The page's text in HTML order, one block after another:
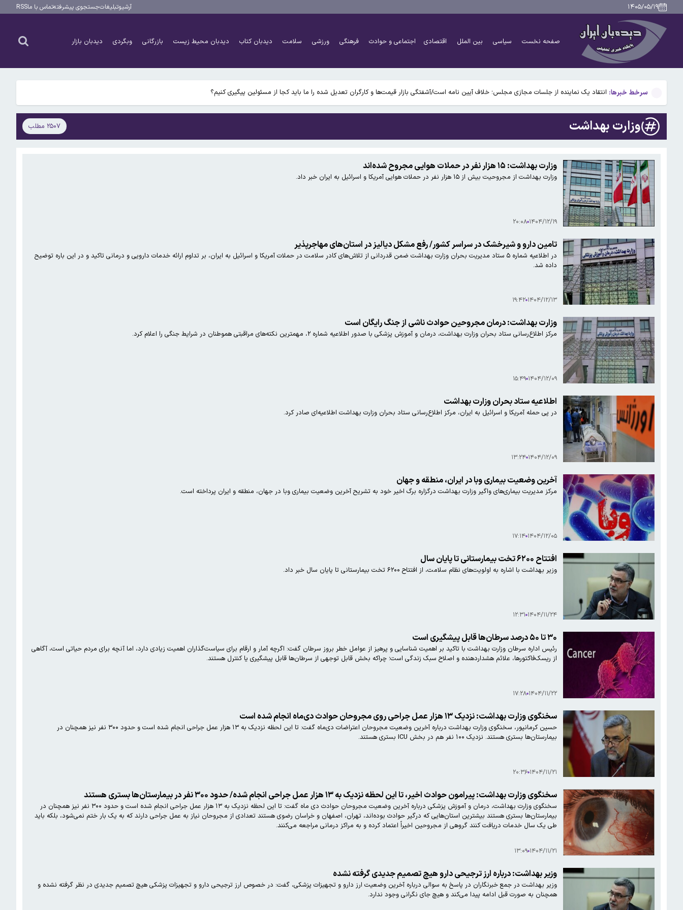
۱۴۰۵/۰۵/۱۹ آرشیوتبلیغاتجستجوی پیشرفتهتماس با ماRSS
صفحه نخست سیاسی بین الملل اقتصادی اجتماعی و حوادث فرهنگی ورزشی سلامت دیدبان کتاب دیدبان محیط زیست بازرگانی وبگردی دیدبان بازار
سرخط خبرها:
انقلاب دندانپزشکی؛ دانشمندان در حال آزمودن روش‌های رشد دوباره دندان هستند
رئیس اداره حفاظت محیط زیست شهرستان املش؛ثبت تصویر پرنده کمیاب «هما» در ارتفاعات املش!
پوسته‌پوسته شدن پا نشانه چیست؟
انتقاد یک نماینده از جلسات مجازی مجلس؛ خلاف آیین نامه است/آشفتگی بازار قیمت‌ها و کارگران تعدیل شده را ما باید کجا از مسئولین پیگیری کنیم؟
توضیحات رییس سازمان سنجش درباره برگزاری کنکور ۱۴۰۵/ ماجرای پیامک مشمولان سهمیه جنگ چیست؟
رئیس اداره حفاظت محیط زیست شهرستان املش؛ثبت تصویر پرنده کمیاب «هما» در ارتفاعات املش!
پوسته‌پوسته شدن پا نشانه چیست؟
وزارت بهداشت ۲۵۰۷ مطلب
وزارت بهداشت: ۱۵ هزار نفر در حملات هوایی مجروح شده‌اند
وزارت بهداشت از مجروحیت بیش از ۱۵ هزار نفر در حملات هوایی آمریکا و اسرائیل به ایران خبر داد.
۱۴۰۴/۱۲/۱۹ ۲۰:۰۸
تامین دارو و شیرخشک در سراسر کشور/ رفع مشکل دیالیز در استان‌های مهاجرپذیر
در اطلاعیه شماره ۵ ستاد مدیریت بحران وزارت بهداشت ضمن قدردانی از تلاش‌های کادر سلامت در حملات آمریکا و اسرائیل به ایران، بر تداوم ارائه خدمات دارویی و درمانی تاکید و در این باره توضیح
داده شد.
۱۴۰۴/۱۲/۱۳ ۱۹:۴۲
وزارت بهداشت: درمان مجروحین حوادث ناشی از جنگ رایگان است
مرکز اطلاع‌رسانی ستاد بحران وزارت بهداشت، درمان و آموزش پزشکی با صدور اطلاعیه شماره ۲، مهمترین نکته‌های مراقبتی هموطنان در شرایط جنگی را اعلام کرد.
۱۴۰۴/۱۲/۰۹ ۱۵:۴۹
اطلاعیه ستاد بحران وزارت بهداشت
در پی حمله آمریکا و اسرائیل به ایران، مرکز اطلاع‌رسانی ستاد بحران وزارت بهداشت اطلاعیه‌ای صادر کرد.
۱۴۰۴/۱۲/۰۹ ۱۳:۲۴
آخرین وضعیت بیماری وبا در ایران، منطقه و جهان
مرکز مدیریت بیماری‌های واگیر وزارت بهداشت درگزاره برگ اخیر خود به تشریح آخرین وضعیت بیماری وبا در جهان، منطقه و ایران پرداخته است.
۱۴۰۴/۱۲/۰۵ ۱۷:۱۴
افتتاح ۶۲۰۰ تخت بیمارستانی تا پایان سال
وزیر بهداشت با اشاره به اولویت‌های نظام سلامت، از افتتاح ۶۲۰۰ تخت بیمارستانی تا پایان سال خبر داد.
۱۴۰۴/۱۱/۲۴ ۱۲:۳۱
۳۰ تا ۵۰ درصد سرطان‌ها قابل پیشگیری است
رئیس اداره سرطان وزارت بهداشت با تاکید بر اهمیت شناسایی و پرهیز از عوامل خطر بروز سرطان گفت: اگرچه آمار و ارقام برای سیاست‌گذاران اهمیت زیادی دارد، اما آنچه برای مردم حیاتی است، آگاهی
از ریسک‌فاکتورها، علائم هشداردهنده و اصلاح سبک زندگی است؛ چراکه بخش قابل توجهی از سرطان‌ها قابل پیشگیری یا کنترل هستند.
۱۴۰۴/۱۱/۲۲ ۱۷:۲۸
سخنگوی وزارت بهداشت: نزدیک ۱۳ هزار عمل جراحی روی مجروحان حوادث دی‌ماه انجام شده است
حسین کرمانپور، سخنگوی وزارت بهداشت درباره آخرین وضعیت مجروحان اعتراضات دی‌ماه گفت: تا این لحظه نزدیک به ۱۳ هزار عمل جراحی انجام شده است و حدود ۳۰۰ نفر نیز همچنان در
بیمارستان‌ها بستری هستند. نزدیک ۱۰۰ نفر هم در بخش ICU بستری هستند.
۱۴۰۴/۱۱/۲۱ ۲۰:۳۶
سخنگوی وزارت بهداشت: پیرامون حوادث اخیر، تا این لحظه نزدیک به ۱۳ هزار عمل جراحی انجام شده/ حدود ۳۰۰ نفر در بیمارستان‌ها بستری هستند
سخنگوی وزارت بهداشت، درمان و آموزش پزشکی درباره آخرین وضعیت مجروحان حوادث دی ماه گفت: تا این لحظه نزدیک به ۱۳ هزار عمل جراحی انجام شده است و حدود ۳۰۰ نفر نیز همچنان در
بیمارستان‌ها بستری هستند بیشترین استان‌هایی که درگیر حوادث بوده‌اند، تهران، اصفهان و خراسان رضوی هستند تعدادی از مجروحان نیاز به عمل جراحی دارند که به یک بار ختم نمی‌شود، بلکه باید
طی یک سال خدمات دریافت کنند گروهی از مجروحین اخیراً اعتماد کرده و به مراکز درمانی مراجعه می‌کنند.
۱۴۰۴/۱۱/۲۱ ۱۳:۰۹
وزیر بهداشت: درباره ارز ترجیحی دارو هیچ تصمیم جدیدی گرفته نشده
وزیر بهداشت در جمع خبرنگاران در پاسخ به سوالی درباره آخرین وضعیت ارز دارو و تجهیزات پزشکی، گفت: در خصوص ارز ترجیحی دارو و تجهیزات پزشکی هیچ تصمیم جدیدی در نظر گرفته نشده و
همچنان به صورت قبل ادامه پیدا می‌کند و هیچ جای نگرانی وجود ندارد.